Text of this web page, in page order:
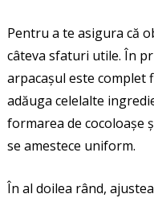
Pentru a te asigura că
câteva sfaturi utile. În
arpacașul este complet
adăuga celelalte
formarea de cocoloașe
se amestece uniform.
În al doilea rând,